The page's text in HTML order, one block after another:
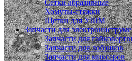
Сетки абразивные
Хомуты-стяжки
Щетки для УШМ
Запчасти для
Запчасти для
Запчасти для лобзиков
Запчасти для миксеров